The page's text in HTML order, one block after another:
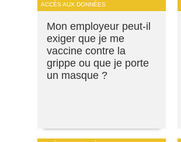
ACCÈS AUX DONNÉES
Mon employeur peut-il
exiger que je me
vaccine contre la
grippe ou que je porte
un masque ?